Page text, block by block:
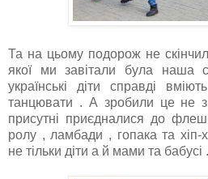
Та на цьому подорож не
якої ми завітали була наша
українські діти справді
танцювати . А зробили це не
присутні приєдналися до
ролу , ламбади , гопака та хіп-
не тільки діти а й мами та бабусі .